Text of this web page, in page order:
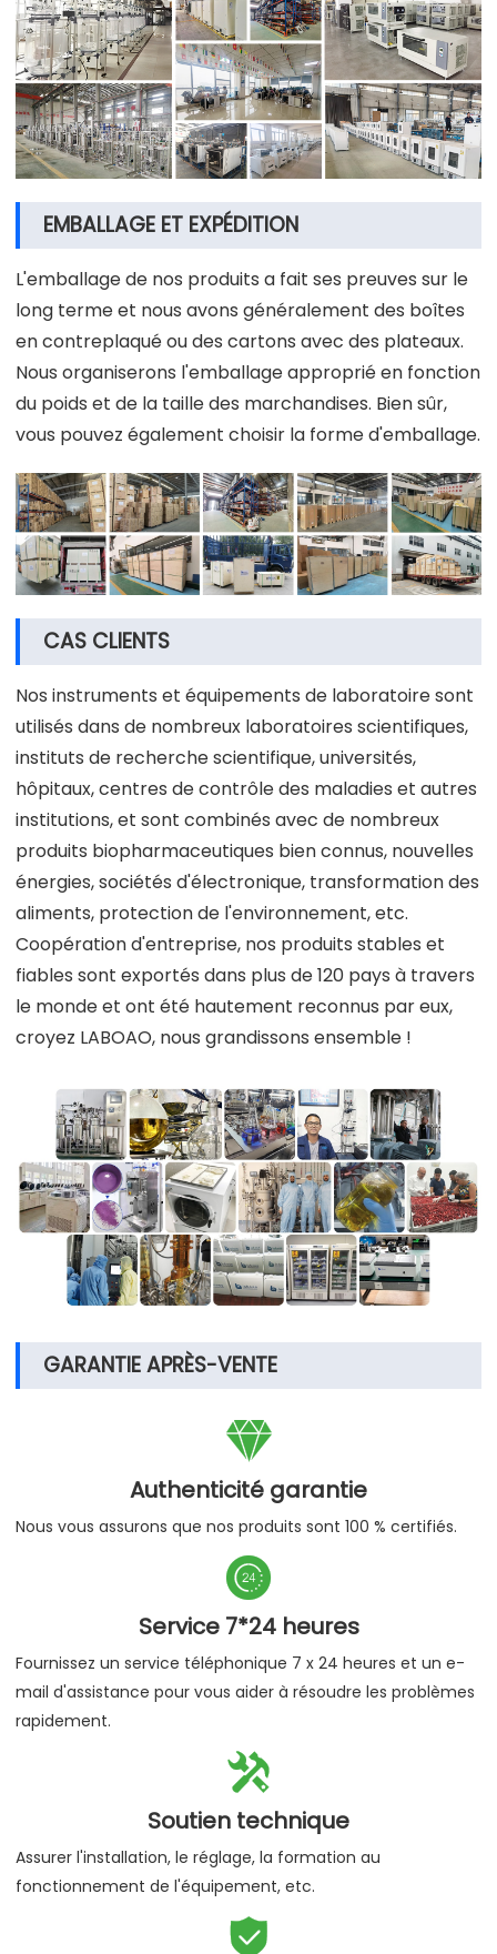
EMBALLAGE ET EXPÉDITION
L'emballage de nos produits a fait ses preuves sur le
long terme et nous avons généralement des boîtes
en contreplaqué ou des cartons avec des plateaux.
Nous organiserons l'emballage approprié en fonction
du poids et de la taille des marchandises. Bien sûr,
vous pouvez également choisir la forme d'emballage.
CAS CLIENTS
Nos instruments et équipements de laboratoire sont
utilisés dans de nombreux laboratoires scientifiques,
instituts de recherche scientifique, universités,
hôpitaux, centres de contrôle des maladies et autres
institutions, et sont combinés avec de nombreux
produits biopharmaceutiques bien connus, nouvelles
énergies, sociétés d'électronique, transformation des
aliments, protection de l'environnement, etc.
Coopération d'entreprise, nos produits stables et
fiables sont exportés dans plus de 120 pays à travers
le monde et ont été hautement reconnus par eux,
croyez LABOAO, nous grandissons ensemble !
GARANTIE APRÈS-VENTE

Authenticité garantie
Nous vous assurons que nos produits sont 100 % certifiés.

Service 7*24 heures
Fournissez un service téléphonique 7 x 24 heures et un e-
mail d'assistance pour vous aider à résoudre les problèmes
rapidement.

Soutien technique
Assurer l'installation, le réglage, la formation au
fonctionnement de l'équipement, etc.
